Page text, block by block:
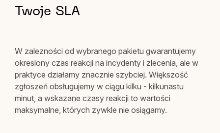
Twoje SLA
W zalezności od wybranego pakietu gwarantujemy
okreslony czas reakcji na incydenty i zlecenia, ale w
praktyce działamy znacznie szybciej. Większość
zgłoszeń obsługujemy w ciągu kilku - kilkunastu
minut, a wskazane czasy reakcji to wartości
maksymalne, których zywkle nie osiągamy.